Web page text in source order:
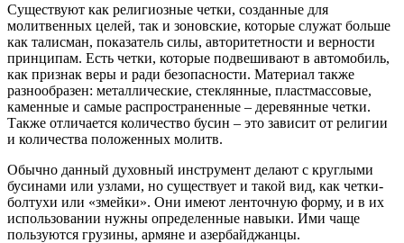
Существуют как религиозные четки, созданные для
молитвенных целей, так и зоновские, которые служат больше
как талисман, показатель силы, авторитетности и верности
принципам. Есть четки, которые подвешивают в автомобиль,
как признак веры и ради безопасности. Материал также
разнообразен: металлические, стеклянные, пластмассовые,
каменные и самые распространенные – деревянные четки.
Также отличается количество бусин – это зависит от религии
и количества положенных молитв.
Обычно данный духовный инструмент делают с круглыми
бусинами или узлами, но существует и такой вид, как четки-
болтухи или «змейки». Они имеют ленточную форму, и в их
использовании нужны определенные навыки. Ими чаще
пользуются грузины, армяне и азербайджанцы.